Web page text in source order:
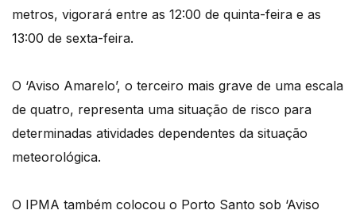
metros, vigorará entre as 12:00 de quinta-feira e as
13:00 de sexta-feira.
O ‘Aviso Amarelo’, o terceiro mais grave de uma escala
de quatro, representa uma situação de risco para
determinadas atividades dependentes da situação
meteorológica.
O IPMA também colocou o Porto Santo sob ‘Aviso